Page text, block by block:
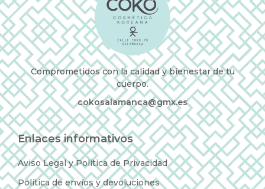
Comprometidos con la calidad y bienestar de tu
cuerpo.
cokosalamanca@gmx.es
Enlaces informativos
Aviso Legal y Política de Privacidad
Política de envíos y devoluciones